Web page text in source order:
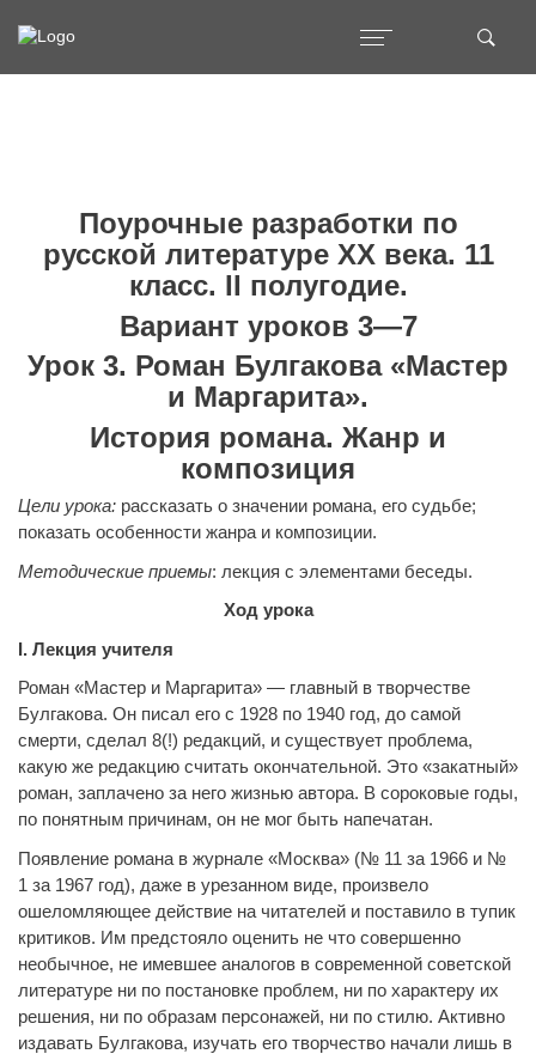
Поурочные разработки по
русской литературе ХХ века. 11
класс. II полугодие.
Вариант уроков 3—7
Урок 3. Роман Булгакова «Мастер
и Маргарита».
История романа. Жанр и
композиция
Цели урока: рассказать о значении романа, его судьбе;
показать особенности жанра и композиции.
Методические приемы: лекция с элементами беседы.
Ход урока
I. Лекция учителя
Роман «Мастер и Маргарита» — главный в творчестве
Булгакова. Он писал его с 1928 по 1940 год, до самой
смерти, сделал 8(!) редакций, и существует проблема,
какую же редакцию считать окончательной. Это «закатный»
роман, заплачено за него жизнью автора. В сороковые годы,
по понятным причинам, он не мог быть напечатан.
Появление романа в журнале «Москва» (№ 11 за 1966 и №
1 за 1967 год), даже в урезанном виде, произвело
ошеломляющее действие на читателей и поставило в тупик
критиков. Им предстояло оценить не что совершенно
необычное, не имевшее аналогов в современной советской
литературе ни по постановке проблем, ни по характеру их
решения, ни по образам персонажей, ни по стилю. Активно
издавать Булгакова, изучать его творчество начали лишь в